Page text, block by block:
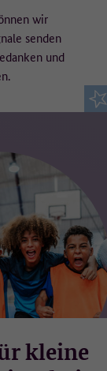
wir
senden
und
kleine